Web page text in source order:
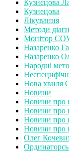
Кузнєцова
Кузнецова
Лікування
Методи
Монітор
Назаренко
Назаренко
Народні
Нова хвиля
Новини
Новини про
Новини про
Новини про
Новини про
Олег